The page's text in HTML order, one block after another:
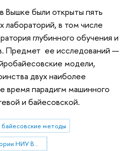
Вышке были открыты пять
в том числе
глубинного обучения и
Предмет ее исследований —
модели,
двух наиболее
время парадигм машинного
и байесовской.
байесовские методы
международные лаборатории НИУ ВШЭ